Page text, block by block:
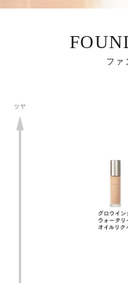
ファ